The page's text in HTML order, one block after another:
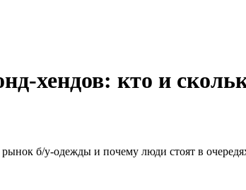
хендов: кто и
б/у-одежды и почему люди стоят в